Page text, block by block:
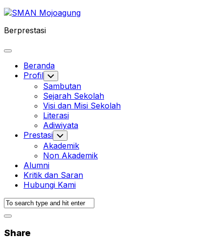
Skip
content
Berprestasi
Expand
Beranda
Profil Toggle
Child
Menu
Sambutan
Sejarah Sekolah
Visi dan Misi Sekolah
Literasi
Adiwiyata
Prestasi Toggle
Child
Menu
Akademik
Non Akademik
Alumni
Kritik dan Saran
Hubungi Kami
Share